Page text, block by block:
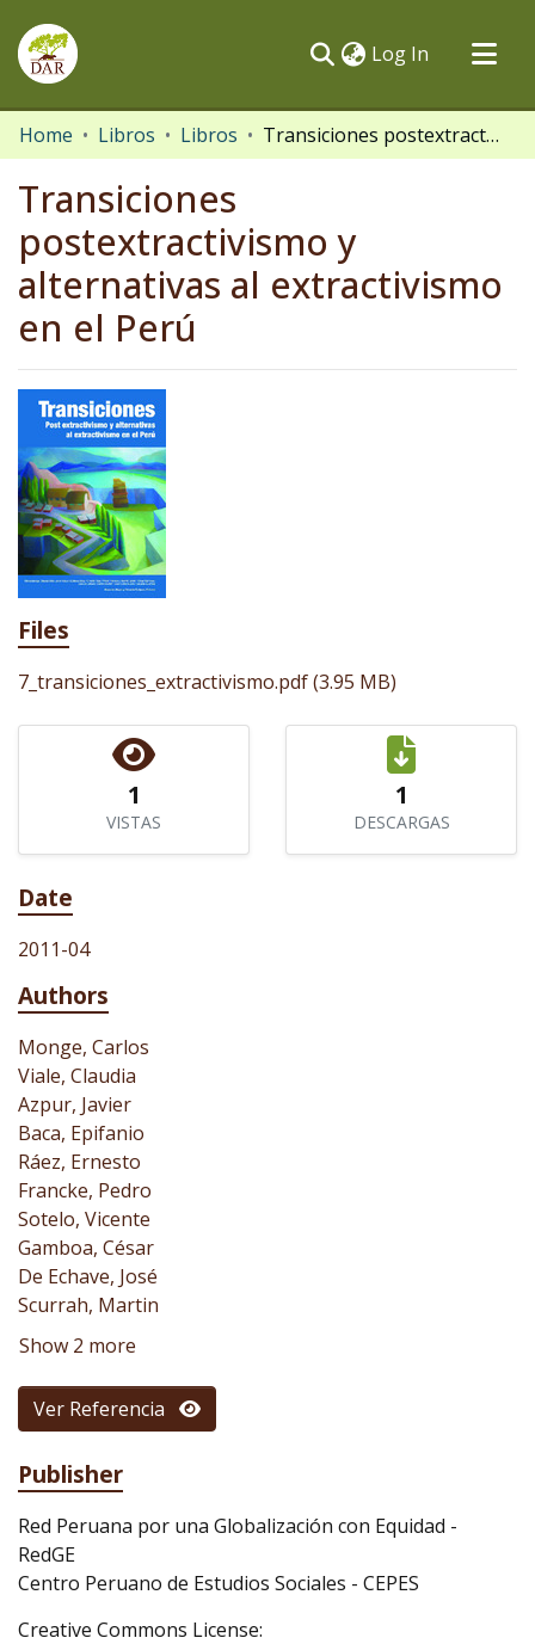
Log In (current)
Communities & Collections
All of DSpace
Statistics
Home Libros Libros Transiciones postextractivismo y alternativas al extractivismo en el Perú
Transiciones
postextractivismo y
alternativas al extractivismo
en el Perú
Files
7_transiciones_extractivismo.pdf(3.95 MB)
1
VISTAS
1
DESCARGAS
Date
2011-04
Authors
Monge, Carlos
Viale, Claudia
Azpur, Javier
Baca, Epifanio
Ráez, Ernesto
Francke, Pedro
Sotelo, Vicente
Gamboa, César
De Echave, José
Scurrah, Martin
Show 2 more
Ver Referencia
Publisher
Red Peruana por una Globalización con Equidad -
RedGE
Centro Peruano de Estudios Sociales - CEPES
Creative Commons License: